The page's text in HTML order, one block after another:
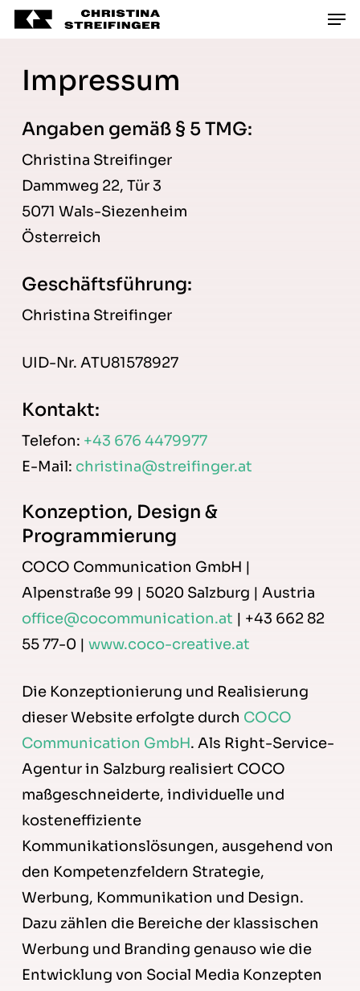
Skip
content
Impressum
Angaben gemäß § 5 TMG:
Christina Streifinger
Dammweg 22, Tür 3
5071 Wals-Siezenheim
Österreich
Geschäftsführung:
Christina Streifinger
UID-Nr. ATU81578927
Kontakt:
Telefon: +43 676 4479977
E-Mail: christina@streifinger.at
Konzeption, Design &
Programmierung
COCO Communication GmbH |
Alpenstraße 99 | 5020 Salzburg | Austria
office@cocommunication.at | +43 662 82
55 77-0 | www.coco-creative.at
Die Konzeptionierung und Realisierung
dieser Website erfolgte durch COCO
Communication GmbH. Als Right-Service-
Agentur in Salzburg realisiert COCO
maßgeschneiderte, individuelle und
kosteneffiziente
Kommunikationslösungen, ausgehend von
den Kompetenzfeldern Strategie,
Werbung, Kommunikation und Design.
Dazu zählen die Bereiche der klassischen
Werbung und Branding genauso wie die
Entwicklung von Social Media Konzepten
Menu